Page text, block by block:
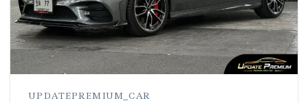
UPDATEPREMIUM_CAR